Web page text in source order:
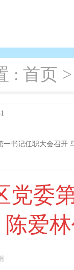
: 首页
一书记任职大会召开
党委
爱